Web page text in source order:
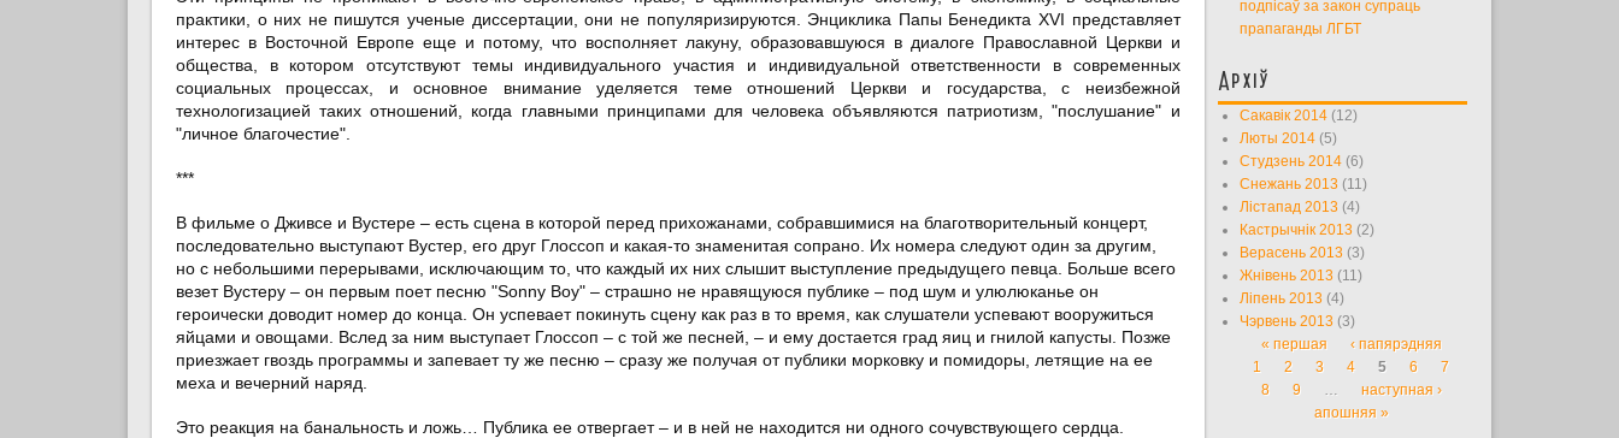
практики, о них не пишутся ученые диссертации, они не популяризируются. Энциклика Папы Бенедикта XVI представляет
интерес в Восточной Европе еще и потому, что восполняет лакуну, образовавшуюся в диалоге Православной Церкви и
общества, в котором отсутствуют темы индивидуального участия и индивидуальной ответственности в современных
социальных процессах, и основное внимание уделяется теме отношений Церкви и государства, с неизбежной
технологизацией таких отношений, когда главными принципами для человека объявляются патриотизм, "послушание" и
"личное благочестие".
***
В фильме о Дживсе и Вустере – есть сцена в которой перед прихожанами, собравшимися на благотворительный концерт,
последовательно выступают Вустер, его друг Глоссоп и какая-то знаменитая сопрано. Их номера следуют один за другим,
но с небольшими перерывами, исключающим то, что каждый их них слышит выступление предыдущего певца. Больше всего
везет Вустеру – он первым поет песню "Sonny Boy" – страшно не нравящуюся публике – под шум и улюлюканье он
героически доводит номер до конца. Он успевает покинуть сцену как раз в то время, как слушатели успевают вооружиться
яйцами и овощами. Вслед за ним выступает Глоссоп – с той же песней, – и ему достается град яиц и гнилой капусты. Позже
приезжает гвоздь программы и запевает ту же песню – сразу же получая от публики морковку и помидоры, летящие на ее
меха и вечерний наряд.
Это реакция на банальность и ложь… Публика ее отвергает – и в ней не находится ни одного сочувствующего сердца.
подпісаў за закон супраць
прапаганды ЛГБТ
Архіў
Сакавік 2014 (12)
Люты 2014 (5)
Студзень 2014 (6)
Снежань 2013 (11)
Лістапад 2013 (4)
Кастрычнік 2013 (2)
Верасень 2013 (3)
Жнівень 2013 (11)
Ліпень 2013 (4)
Чэрвень 2013 (3)
Старонкі
« першая
‹ папярэдняя
1
2 3 4 5 6
7
8
9 …
наступная ›
апошняя »